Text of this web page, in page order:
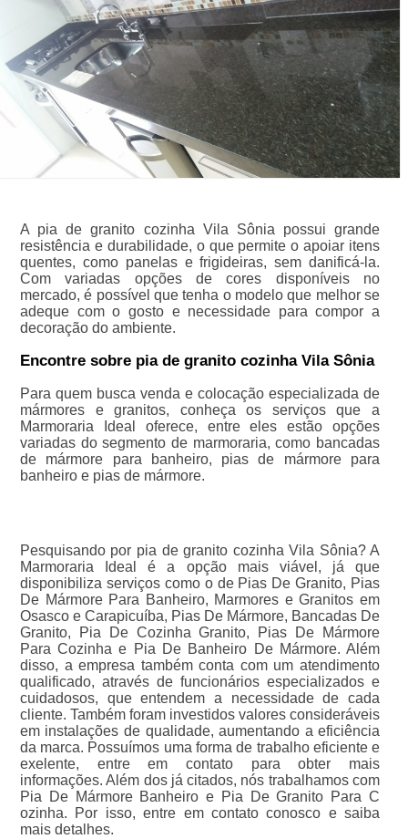
A pia de granito cozinha Vila Sônia possui grande
resistência e durabilidade, o que permite o apoiar itens
quentes, como panelas e frigideiras, sem danificá-la.
Com variadas opções de cores disponíveis no
mercado, é possível que tenha o modelo que melhor se
adeque com o gosto e necessidade para compor a
decoração do ambiente.
Encontre sobre pia de granito cozinha Vila Sônia
Para quem busca venda e colocação especializada de
mármores e granitos, conheça os serviços que a
Marmoraria Ideal oferece, entre eles estão opções
variadas do segmento de marmoraria, como bancadas
de mármore para banheiro, pias de mármore para
banheiro e pias de mármore.
Pesquisando por pia de granito cozinha Vila Sônia? A
Marmoraria Ideal é a opção mais viável, já que
disponibiliza serviços como o de Pias De Granito, Pias
De Mármore Para Banheiro, Marmores e Granitos em
Osasco e Carapicuíba, Pias De Mármore, Bancadas De
Granito, Pia De Cozinha Granito, Pias De Mármore
Para Cozinha e Pia De Banheiro De Mármore. Além
disso, a empresa também conta com um atendimento
qualificado, através de funcionários especializados e
cuidadosos, que entendem a necessidade de cada
cliente. Também foram investidos valores consideráveis
em instalações de qualidade, aumentando a eficiência
da marca. Possuímos uma forma de trabalho eficiente e
exelente, entre em contato para obter mais
informações. Além dos já citados, nós trabalhamos com
Pia De Mármore Banheiro e Pia De Granito Para C
ozinha. Por isso, entre em contato conosco e saiba
mais detalhes.